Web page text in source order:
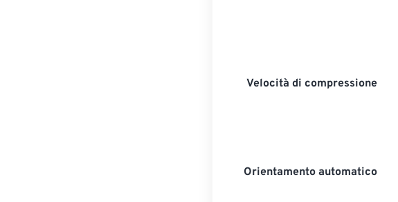
Velocità di compressione
Orientamento automatico